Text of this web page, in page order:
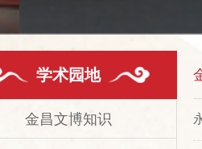
学术园地
金昌文博知识